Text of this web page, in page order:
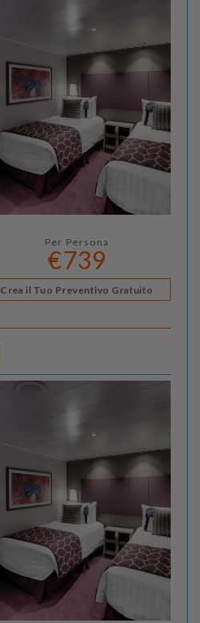
Per Persona
€739
Crea il Tuo Preventivo Gratuito